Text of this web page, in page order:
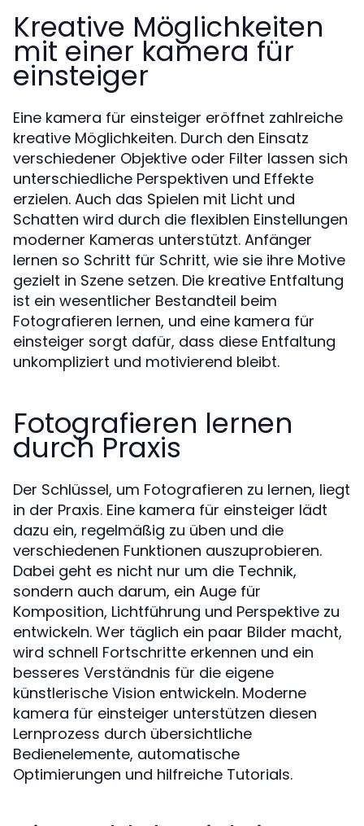
Kreative Möglichkeiten
mit einer kamera für
einsteiger
Eine kamera für einsteiger eröffnet zahlreiche
kreative Möglichkeiten. Durch den Einsatz
verschiedener Objektive oder Filter lassen sich
unterschiedliche Perspektiven und Effekte
erzielen. Auch das Spielen mit Licht und
Schatten wird durch die flexiblen Einstellungen
moderner Kameras unterstützt. Anfänger
lernen so Schritt für Schritt, wie sie ihre Motive
gezielt in Szene setzen. Die kreative Entfaltung
ist ein wesentlicher Bestandteil beim
Fotografieren lernen, und eine kamera für
einsteiger sorgt dafür, dass diese Entfaltung
unkompliziert und motivierend bleibt.
Fotografieren lernen
durch Praxis
Der Schlüssel, um Fotografieren zu lernen, liegt
in der Praxis. Eine kamera für einsteiger lädt
dazu ein, regelmäßig zu üben und die
verschiedenen Funktionen auszuprobieren.
Dabei geht es nicht nur um die Technik,
sondern auch darum, ein Auge für
Komposition, Lichtführung und Perspektive zu
entwickeln. Wer täglich ein paar Bilder macht,
wird schnell Fortschritte erkennen und ein
besseres Verständnis für die eigene
künstlerische Vision entwickeln. Moderne
kamera für einsteiger unterstützen diesen
Lernprozess durch übersichtliche
Bedienelemente, automatische
Optimierungen und hilfreiche Tutorials.